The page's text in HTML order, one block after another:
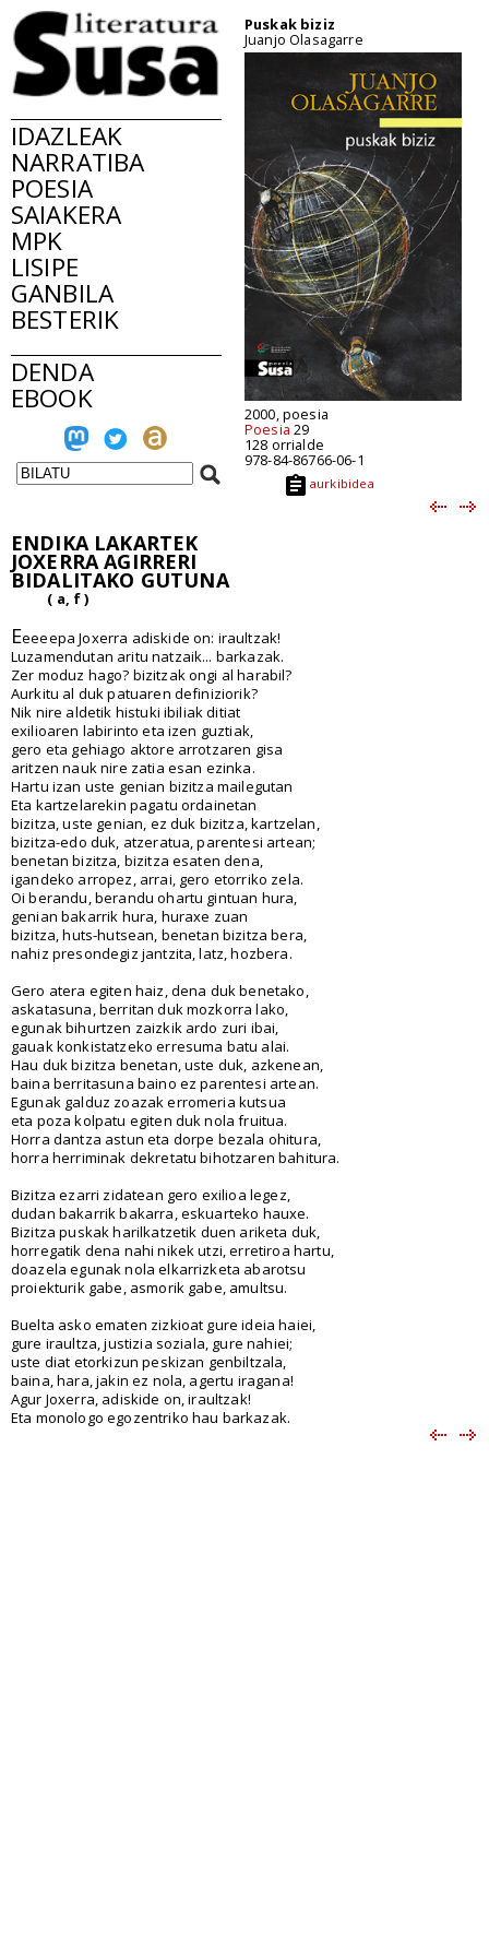
IDAZLEAK
NARRATIBA
POESIA
SAIAKERA
MPK
LISIPE
GANBILA
BESTERIK
DENDA
EBOOK
Puskak biziz
Juanjo Olasagarre
2000, poesia
Poesia 29
128 orrialde
978-84-86766-06-1
aurkibidea
ENDIKA LAKARTEK
JOXERRA AGIRRERI
BIDALITAKO GUTUNA
( a, f )
Eeeeepa Joxerra adiskide on: iraultzak!
Luzamendutan aritu natzaik... barkazak.
Zer moduz hago? bizitzak ongi al harabil?
Aurkitu al duk patuaren definiziorik?
Nik nire aldetik histuki ibiliak ditiat
exilioaren labirinto eta izen guztiak,
gero eta gehiago aktore arrotzaren gisa
aritzen nauk nire zatia esan ezinka.
Hartu izan uste genian bizitza mailegutan
Eta kartzelarekin pagatu ordainetan
bizitza, uste genian, ez duk bizitza, kartzelan,
bizitza-edo duk, atzeratua, parentesi artean;
benetan bizitza, bizitza esaten dena,
igandeko arropez, arrai, gero etorriko zela.
Oi berandu, berandu ohartu gintuan hura,
genian bakarrik hura, huraxe zuan
bizitza, huts-hutsean, benetan bizitza bera,
nahiz presondegiz jantzita, latz, hozbera.
Gero atera egiten haiz, dena duk benetako,
askatasuna, berritan duk mozkorra lako,
egunak bihurtzen zaizkik ardo zuri ibai,
gauak konkistatzeko erresuma batu alai.
Hau duk bizitza benetan, uste duk, azkenean,
baina berritasuna baino ez parentesi artean.
Egunak galduz zoazak erromeria kutsua
eta poza kolpatu egiten duk nola fruitua.
Horra dantza astun eta dorpe bezala ohitura,
horra herriminak dekretatu bihotzaren bahitura.
Bizitza ezarri zidatean gero exilioa legez,
dudan bakarrik bakarra, eskuarteko hauxe.
Bizitza puskak harilkatzetik duen ariketa duk,
horregatik dena nahi nikek utzi, erretiroa hartu,
doazela egunak nola elkarrizketa abarotsu
proiekturik gabe, asmorik gabe, amultsu.
Buelta asko ematen zizkioat gure ideia haiei,
gure iraultza, justizia soziala, gure nahiei;
uste diat etorkizun peskizan genbiltzala,
baina, hara, jakin ez nola, agertu iragana!
Agur Joxerra, adiskide on, iraultzak!
Eta monologo egozentriko hau barkazak.